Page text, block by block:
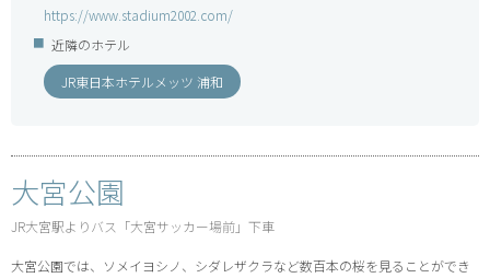
https://www.stadium2002.com/
近隣のホテル
JR東日本ホテルメッツ 浦和
大宮公園
JR大宮駅よりバス「大宮サッカー場前」下車
大宮公園では、ソメイヨシノ、シダレザクラなど数百本の桜を見ることができ